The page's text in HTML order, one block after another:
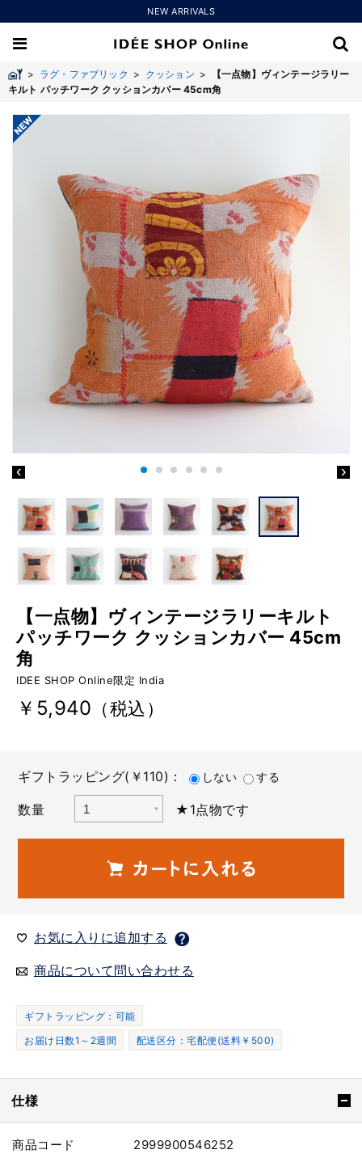
NEW ARRIVALS
> ラグ・ファブリック > クッション >
【一点物】ヴィンテージラリー
キルト パッチワーク クッションカバー 45cm角
【一点物】ヴィンテージラリーキルト
パッチワーク クッションカバー 45cm
角
IDEE SHOP Online限定 India
￥5,940 （税込）
ギフトラッピング(￥110)： しない する
数量 ★1点物です
お気に入りに追加する
商品について問い合わせる
ギフトラッピング：可能
お届け日数1～2週間
配送区分：宅配便(送料￥500)
仕様
商品コード
2999900546252